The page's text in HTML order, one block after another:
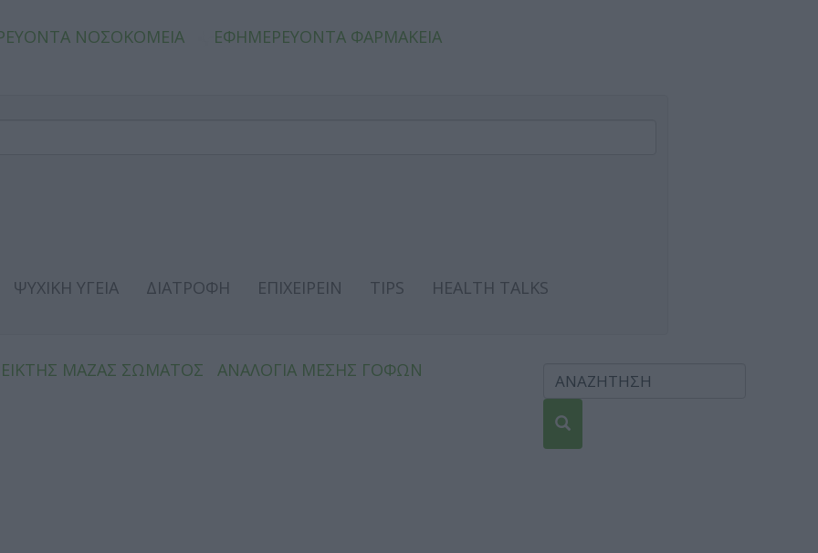
ΝΟΣΟΚΟΜΕΙΑ ΕΦΗΜΕΡΕΥΟΝΤΑ ΦΑΡΜΑΚΕΙΑ
ΨΥΧΙΚΗ ΥΓΕΙΑ ΔΙΑΤΡΟΦΗ ΕΠΙΧΕΙΡΕΙΝ TIPS
HEALTH TALKS
ΜΑΖΑΣ ΣΩΜΑΤΟΣ
ΑΝΑΛΟΓΙΑ ΜΕΣΗΣ ΓΟΦΩΝ